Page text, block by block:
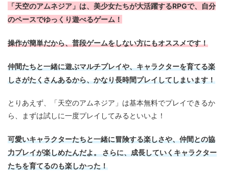
「天空のアムネジア」は、美少女たちが大活躍するRPGで、自分
のペースでゆっくり遊べるゲーム！
操作が簡単だから、普段ゲームをしない方にもオススメです！
仲間たちと一緒に遊ぶマルチプレイや、キャラクターを育てる楽
しさがたくさんあるから、かなり長時間プレイしてしまいます！
とりあえず、「天空のアムネジア」は基本無料でプレイできるか
ら、まずは試しに一度プレイしてみるといいよ！
可愛いキャラクターたちと一緒に冒険する楽しさや、仲間との協
力プレイが楽しめたんだよ。 さらに、成長していくキャラクター
たちを育てるのも楽しかった！